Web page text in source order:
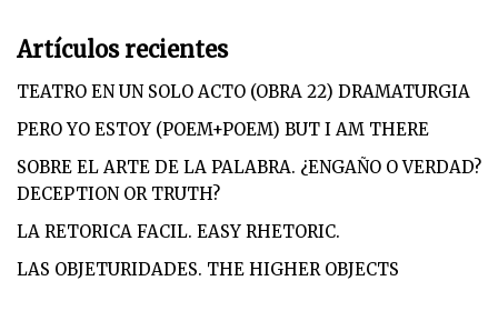
Artículos recientes
TEATRO EN UN SOLO ACTO (OBRA 22) DRAMATURGIA
PERO YO ESTOY (POEM+POEM) BUT I AM THERE
SOBRE EL ARTE DE LA PALABRA. ¿ENGAÑO O VERDAD?
DECEPTION OR TRUTH?
LA RETORICA FACIL. EASY RHETORIC.
LAS OBJETURIDADES. THE HIGHER OBJECTS